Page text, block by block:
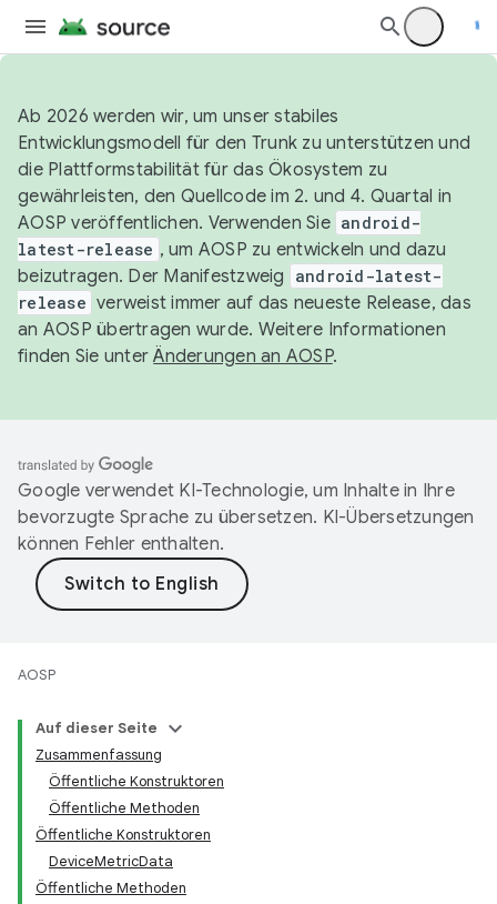
Ab 2026 werden wir, um unser stabiles
Entwicklungsmodell für den Trunk zu unterstützen und
die Plattformstabilität für das Ökosystem zu
gewährleisten, den Quellcode im 2. und 4. Quartal in
AOSP veröffentlichen. Verwenden Sie android-
latest-release , um AOSP zu entwickeln und dazu
beizutragen. Der Manifestzweig
android-latest-
release verweist immer auf das neueste Release, das
an AOSP übertragen wurde. Weitere Informationen
finden Sie unterÄnderungen an AOSP.
Google verwendet KI-Technologie, um Inhalte in Ihre
bevorzugte Sprache zu übersetzen. KI-Übersetzungen
können Fehler enthalten.
AOSP
Auf dieser Seite
Zusammenfassung
Öffentliche Konstruktoren
Öffentliche Methoden
Öffentliche Konstruktoren
DeviceMetricData
Öffentliche Methoden